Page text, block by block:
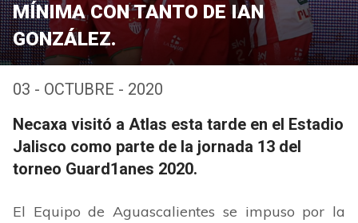
MÍNIMA CON TANTO DE IAN
GONZÁLEZ.
03 - OCTUBRE - 2020
Necaxa visitó a Atlas esta tarde en el Estadio
Jalisco como parte de la jornada 13 del
torneo Guard1anes 2020.
El Equipo de Aguascalientes se impuso por la